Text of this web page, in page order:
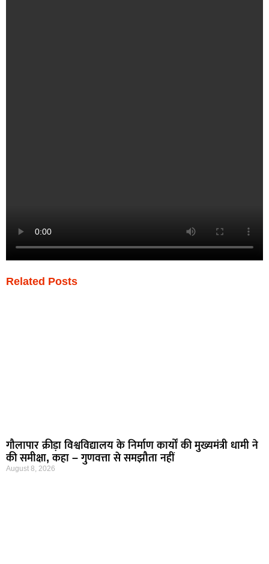
Related Posts
गौलापार क्रीड़ा विश्वविद्यालय के निर्माण कार्यों की मुख्यमंत्री धामी ने
की समीक्षा, कहा – गुणवत्ता से समझौता नहीं
August 8, 2026